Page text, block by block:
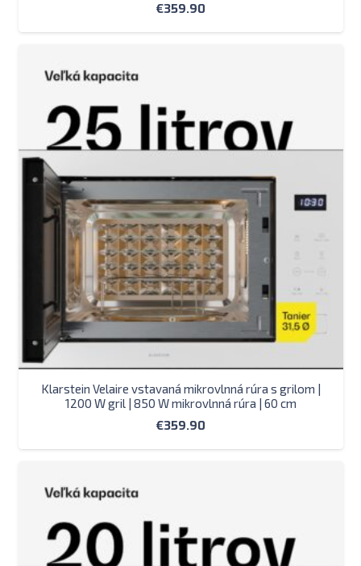
€359.90
Klarstein Velaire vstavaná mikrovlnná rúra s grilom |
1200 W gril | 850 W mikrovlnná rúra | 60 cm
€359.90